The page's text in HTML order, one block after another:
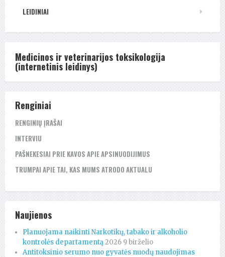
LEIDINIAI
Medicinos ir veterinarijos toksikologija
(internetinis leidinys)
Renginiai
RENGINIŲ ĮRAŠAI
INTERVIU
PAŠNEKESIAI PRIE KAVOS APIE APSINUODIJIMUS
TRUMPAI APIE TAI, KAS MUMS ATRODO AKTUALU
Naujienos
Planuojama naikinti Narkotikų, tabako ir alkoholio
kontrolės departamentą2026 9 birželio
Antitoksinio serumo nuo gyvatės nuodų naudojimas